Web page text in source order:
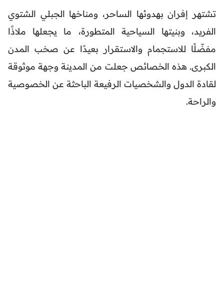
تشتهر إفران بهدوئها الساحر، ومناخها الجبلي الشتوي
الفريد، وبنيتها السياحية المتطورة، ما يجعلها ملاذًا
مفضّلًا للاستجمام والاستقرار بعيدًا عن صخب المدن
الكبرى. هذه الخصائص جعلت من المدينة وجهة موثوقة
لقادة الدول والشخصيات الرفيعة الباحثة عن الخصوصية
والراحة.